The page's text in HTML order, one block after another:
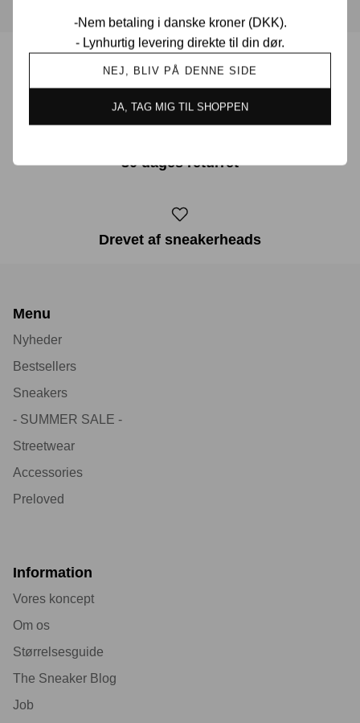
-Nem betaling i danske kroner (DKK).
- Lynhurtig levering direkte til din dør.
NEJ, BLIV PÅ DENNE SIDE
JA, TAG MIG TIL SHOPPEN
Prisgaranti i Danmark
30 dages returret
Drevet af sneakerheads
Menu
Nyheder
Bestsellers
Sneakers
- SUMMER SALE -
Streetwear
Accessories
Preloved
Information
Vores koncept
Om os
Størrelsesguide
The Sneaker Blog
Job